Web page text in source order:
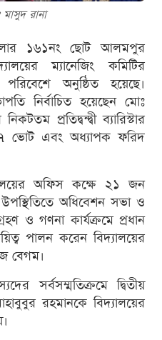
রানা
১৬১নং ছোট আলমপুর
ম্যানেজিং কমিটির
পরিবেশে অনুষ্ঠিত হয়েছে।
নির্বাচিত হয়েছেন মোঃ
প্রতিদ্বন্দ্বী ব্যারিস্টার
৭ ভোট এবং অধ্যাপক ফরিদ
অফিস কক্ষে ২১ জন
অধিবেশন সভা ও
ও গণনা কার্যক্রমে প্রধান
পালন করেন বিদ্যালয়ের
বেগম।
সর্বসম্মতিক্রমে দ্বিতীয়
রহমানকে বিদ্যালয়ের